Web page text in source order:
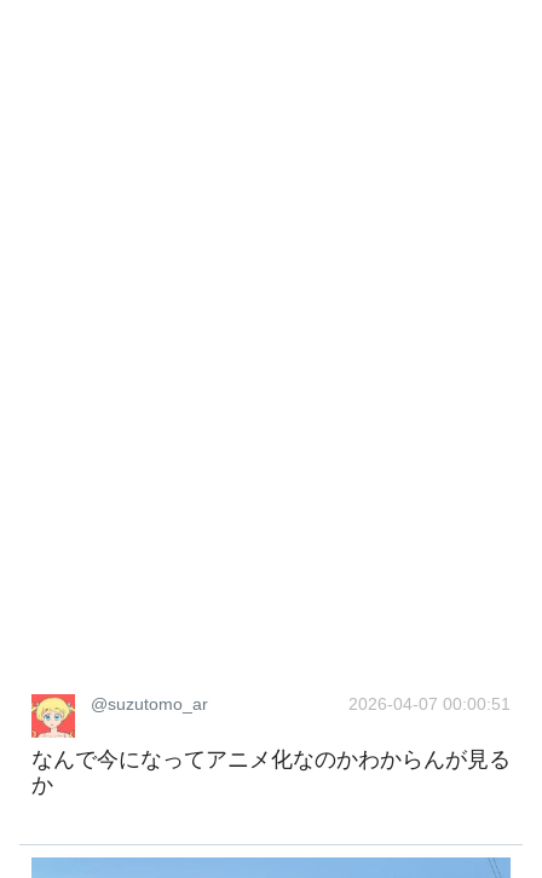
@suzutomo_ar 2026-04-07 00:00:51
なんで今になってアニメ化なのかわからんが見る
か